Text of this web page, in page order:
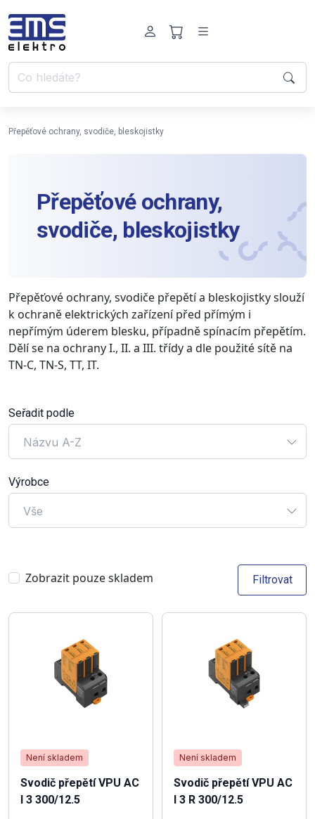
Přepěťové ochrany, svodiče, bleskojistky
Přepěťové ochrany,
svodiče, bleskojistky
Přepěťové ochrany, svodiče přepětí a bleskojistky slouží
k ochraně elektrických zařízení před přímým i
nepřímým úderem blesku, případně spínacím přepětím.
Dělí se na ochrany I., II. a III. třídy a dle použité sítě na
TN-C, TN-S, TT, IT.
Seřadit podle
Názvu A-Z
Výrobce
Vše
Zobrazit pouze skladem Filtrovat
Není skladem
Svodič přepětí VPU AC
I 3 300/12.5
Není skladem
Svodič přepětí VPU AC
I 3 R 300/12.5